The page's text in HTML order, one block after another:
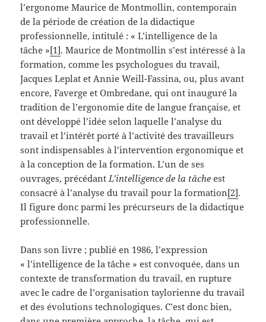
l’ergonome Maurice de Montmollin, contemporain
de la période de création de la didactique
professionnelle, intitulé : « L’intelligence de la
tâche »[1]. Maurice de Montmollin s’est intéressé à la
formation, comme les psychologues du travail,
Jacques Leplat et Annie Weill-Fassina, ou, plus avant
encore, Faverge et Ombredane, qui ont inauguré la
tradition de l’ergonomie dite de langue française, et
ont développé l’idée selon laquelle l’analyse du
travail et l’intérêt porté à l’activité des travailleurs
sont indispensables à l’intervention ergonomique et
à la conception de la formation. L’un de ses
ouvrages, précédantL’intelligence de la tâche est
consacré à l’analyse du travail pour la formation[2].
Il figure donc parmi les précurseurs de la didactique
professionnelle.
Dans son livre ; publié en 1986, l’expression
« l’intelligence de la tâche » est convoquée, dans un
contexte de transformation du travail, en rupture
avec le cadre de l’organisation taylorienne du travail
et des évolutions technologiques. C’est donc bien,